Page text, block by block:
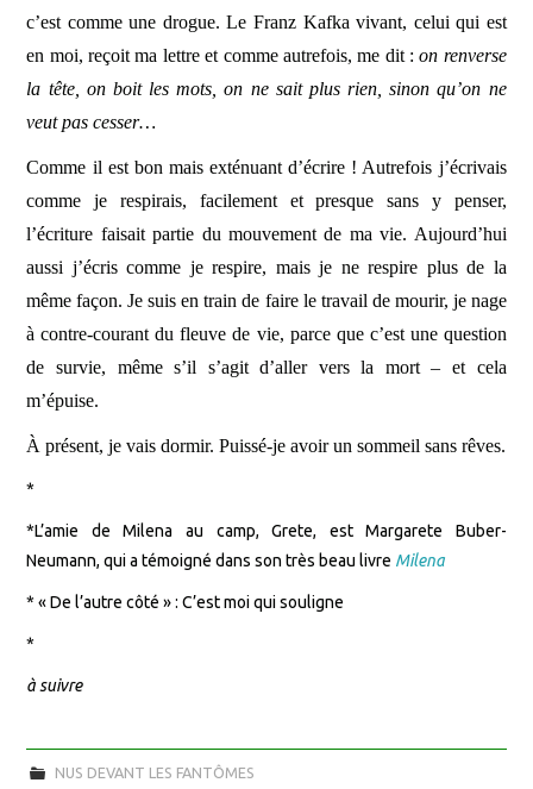
c’est comme une drogue. Le Franz Kafka vivant, celui qui est
en moi, reçoit ma lettre et comme autrefois, me dit :on renverse
la tête, on boit les mots, on ne sait plus rien, sinon qu’on ne
veut pas cesser…
Comme il est bon mais exténuant d’écrire ! Autrefois j’écrivais
comme je respirais, facilement et presque sans y penser,
l’écriture faisait partie du mouvement de ma vie. Aujourd’hui
aussi j’écris comme je respire, mais je ne respire plus de la
même façon. Je suis en train de faire le travail de mourir, je nage
à contre-courant du fleuve de vie, parce que c’est une question
de survie, même s’il s’agit d’aller vers la mort – et cela
m’épuise.
À présent, je vais dormir. Puissé-je avoir un sommeil sans rêves.
*
*L’amie de Milena au camp, Grete, est Margarete Buber-
Neumann, qui a témoigné dans son très beau livre Milena
* « De l’autre côté » : C’est moi qui souligne
*
à suivre
NUS DEVANT LES FANTÔMES